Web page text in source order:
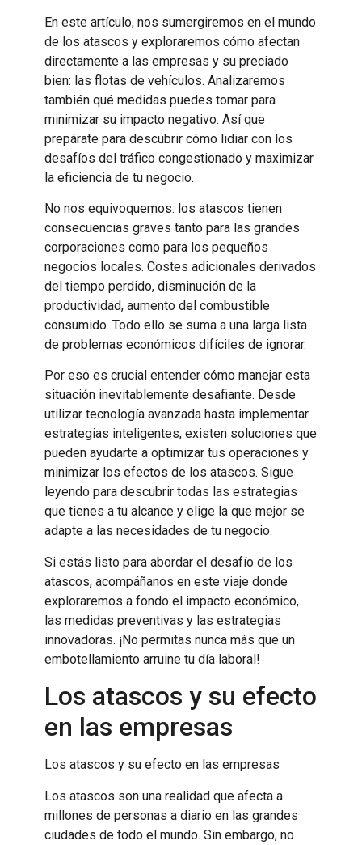
En este artículo, nos sumergiremos en el mundo
de los atascos y exploraremos cómo afectan
directamente a las empresas y su preciado
bien: las flotas de vehículos. Analizaremos
también qué medidas puedes tomar para
minimizar su impacto negativo. Así que
prepárate para descubrir cómo lidiar con los
desafíos del tráfico congestionado y maximizar
la eficiencia de tu negocio.
No nos equivoquemos: los atascos tienen
consecuencias graves tanto para las grandes
corporaciones como para los pequeños
negocios locales. Costes adicionales derivados
del tiempo perdido, disminución de la
productividad, aumento del combustible
consumido. Todo ello se suma a una larga lista
de problemas económicos difíciles de ignorar.
Por eso es crucial entender cómo manejar esta
situación inevitablemente desafiante. Desde
utilizar tecnología avanzada hasta implementar
estrategias inteligentes, existen soluciones que
pueden ayudarte a optimizar tus operaciones y
minimizar los efectos de los atascos. Sigue
leyendo para descubrir todas las estrategias
que tienes a tu alcance y elige la que mejor se
adapte a las necesidades de tu negocio.
Si estás listo para abordar el desafío de los
atascos, acompáñanos en este viaje donde
exploraremos a fondo el impacto económico,
las medidas preventivas y las estrategias
innovadoras. ¡No permitas nunca más que un
embotellamiento arruine tu día laboral!
Los atascos y su efecto
en las empresas
Los atascos y su efecto en las empresas
Los atascos son una realidad que afecta a
millones de personas a diario en las grandes
ciudades de todo el mundo. Sin embargo, no